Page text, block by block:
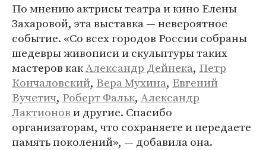
По мнению актрисы театра и кино Елены
Захаровой, эта выставка — невероятное
событие. «Со всех городов России собраны
шедевры живописи и скульптуры таких
мастеров какАлександр Дейнека, Петр
Кончаловский, Вера Мухина, Евгений
Вучетич, Роберт Фальк, Александр
Лактионови другие. Спасибо
организаторам, что сохраняете и передаете
память поколений», — добавила она.